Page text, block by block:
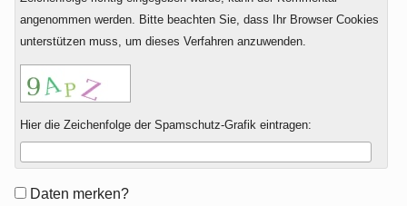
angenommen werden. Bitte beachten Sie, dass Ihr Browser Cookies
unterstützen muss, um dieses Verfahren anzuwenden.
Hier die Zeichenfolge der Spamschutz-Grafik eintragen:
Formular-
Daten merken?